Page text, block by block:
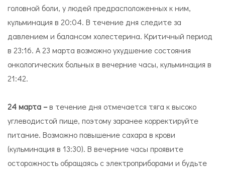
головной боли, у людей предрасположенных к ним,
кульминация в 20:04. В течение дня следите за
давлением и балансом холестерина. Критичный период
в 23:16. А 23 марта возможно ухудшение состояния
онкологических больных в вечерние часы, кульминация в
21:42.
24 марта –в течение дня отмечается тяга к высоко
углеводистой пище, поэтому заранее корректируйте
питание. Возможно повышение сахара в крови
(кульминация в 13:30). В вечерние часы проявите
осторожность обращаясь с электроприборами и будьте